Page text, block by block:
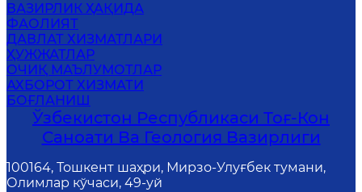
ВАЗИРЛИК ҲАҚИДА
ФАОЛИЯТ
ДАВЛАТ ХИЗМАТЛАРИ
ҲУЖЖАТЛАР
ОЧИҚ МАЪЛУМОТЛАР
АХБОРОТ ХИЗМАТИ
БОҒЛАНИШ
Ўзбекистон Республикаси Тоғ-Кон
Саноати Ва Геология Вазирлиги
100164, Тошкент шаҳри, Мирзо-Улуғбек тумани,
Олимлар кўчаси, 49-уй